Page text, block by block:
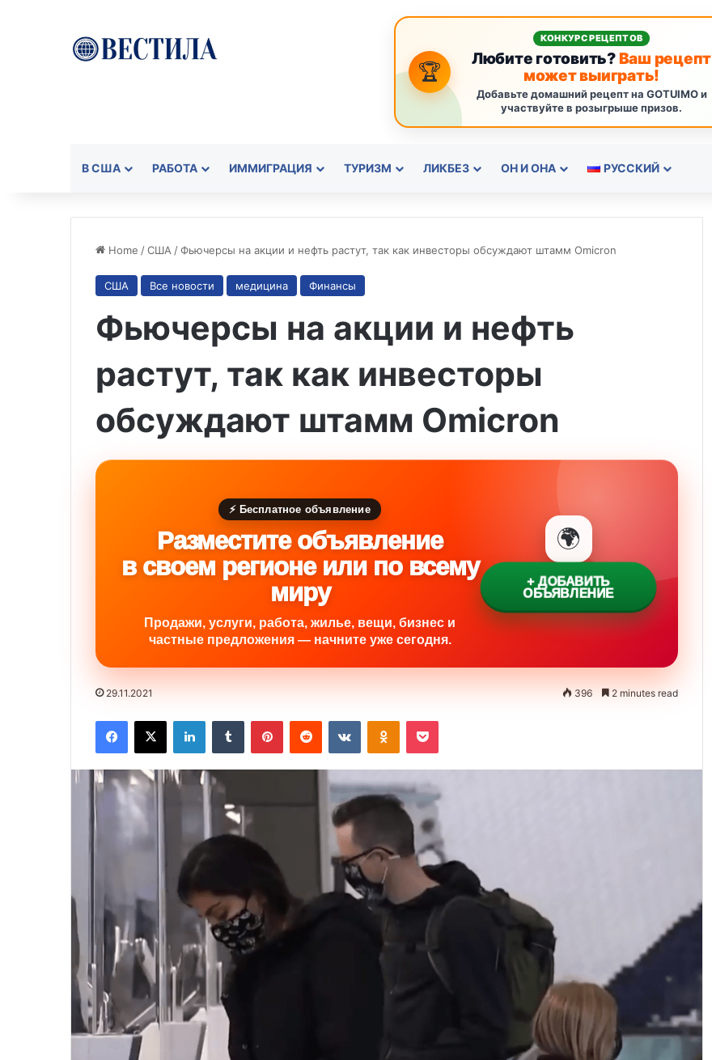
🏆
КОНКУРС РЕЦЕПТОВ
Любите готовить?Ваш рецепт
может выиграть!
Добавьте домашний рецепт на GOTUIMO и
участвуйте в розыгрыше призов.
В США РАБОТА ИММИГРАЦИЯ ТУРИЗМ ЛИКБЕЗ ОН И ОНА РУССКИЙ
Home /США /Фьючерсы на акции и нефть растут, так как инвесторы обсуждают штамм Omicron
США Все новости медицина Финансы
Фьючерсы на акции и нефть
растут, так как инвесторы
обсуждают штамм Omicron
⚡ Бесплатное объявление
Разместите объявление
в своем регионе или по всему
миру
Продажи, услуги, работа, жилье, вещи, бизнес и
частные предложения — начните уже сегодня.
🌍
+ ДОБАВИТЬ
ОБЪЯВЛЕНИЕ
29.11.2021 396 2 minutes read